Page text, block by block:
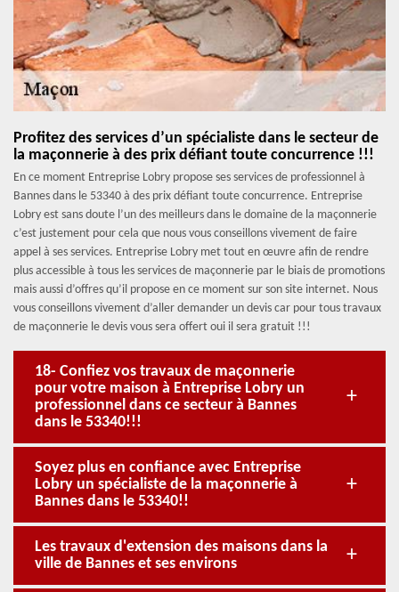
Profitez des services d’un spécialiste dans le secteur de
la maçonnerie à des prix défiant toute concurrence !!!
En ce moment Entreprise Lobry propose ses services de professionnel à
Bannes dans le 53340 à des prix défiant toute concurrence. Entreprise
Lobry est sans doute l’un des meilleurs dans le domaine de la maçonnerie
c’est justement pour cela que nous vous conseillons vivement de faire
appel à ses services. Entreprise Lobry met tout en œuvre afin de rendre
plus accessible à tous les services de maçonnerie par le biais de promotions
mais aussi d’offres qu’il propose en ce moment sur son site internet. Nous
vous conseillons vivement d’aller demander un devis car pour tous travaux
de maçonnerie le devis vous sera offert oui il sera gratuit !!!
18- Confiez vos travaux de maçonnerie
pour votre maison à Entreprise Lobry un
professionnel dans ce secteur à Bannes
dans le 53340!!!
Soyez plus en confiance avec Entreprise
Lobry un spécialiste de la maçonnerie à
Bannes dans le 53340!!
Les travaux d'extension des maisons dans la
ville de Bannes et ses environs